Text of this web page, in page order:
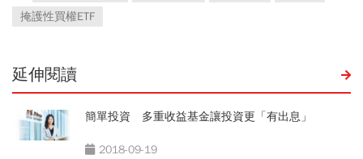
掩護性買權ETF
延伸閱讀
簡單投資 多重收益基金讓投資更「有出息」
2018-09-19